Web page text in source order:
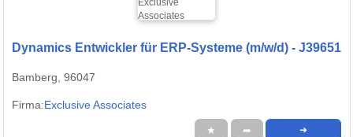
Dynamics Entwickler für ERP-Systeme (m/w/d) - J39651
Bamberg, 96047
Firma:Exclusive Associates
★ ➦ ➜